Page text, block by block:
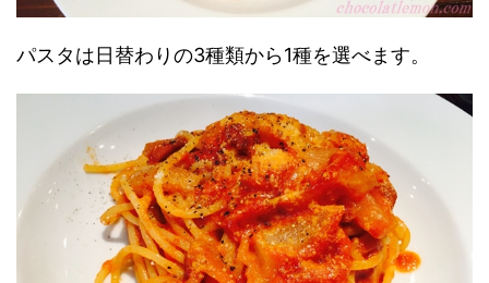
パスタは日替わりの3種類から1種を選べます。